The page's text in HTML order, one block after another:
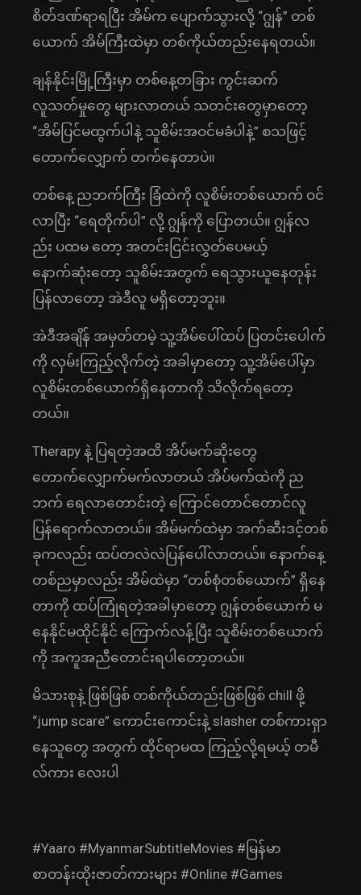
စိတ်ဒဏ်ရာရပြီး အိမ်က ပျောက်သွားလို့ “ဂျွန်” တစ်
ယောက် အိမ်ကြီးထဲမှာ တစ်ကိုယ်တည်းနေရတယ်။
ချန်နိုင်းမြို့ကြီးမှာ တစ်နေ့တခြား ကွင်းဆက်
လူသတ်မှုတွေ များလာတယ် သတင်းတွေမှာတော့
“အိမ်ပြင်မထွက်ပါနဲ့ သူစိမ်းအဝင်မခံပါနဲ့” စသဖြင့်
တောက်လျှောက် တက်နေတာပဲ။
တစ်နေ့ ညဘက်ကြီး ခြံထဲကို လူစိမ်းတစ်ယောက် ဝင်
လာပြီး “ရေတိုက်ပါ” လို့ ဂျွန်ကို ပြောတယ်။ ဂျွန်လ
ည်း ပထမ တော့ အတင်းငြင်းလွှတ်ပေမယ့်
နောက်ဆုံးတော့ သူစိမ်းအတွက် ရေသွားယူနေတုန်း
ပြန်လာတော့ အဲဒီလူ မရှိတော့ဘူး။
အဲဒီအချိန် အမှတ်တမဲ့ သူ့အိမ်ပေါ်ထပ် ပြတင်းပေါက်
ကို လှမ်းကြည့်လိုက်တဲ့ အခါမှာတော့ သူ့အိမ်ပေါ်မှာ
လူစိမ်းတစ်ယောက်ရှိနေတာကို သိလိုက်ရတော့
တယ်။
Therapy နဲ့ ပြရတဲ့အထိ အိပ်မက်ဆိုးတွေ
တောက်လျှောက်မက်လာတယ် အိပ်မက်ထဲကို ည
ဘက် ရေလာတောင်းတဲ့ ကြောင်တောင်တောင်လူ
ပြန်ရောက်လာတယ်။ အိမ်မက်ထဲမှာ အက်ဆီးဒင့်တစ်
ခုကလည်း ထပ်တလဲလဲပြန်ပေါ်လာတယ်။ နောက်နေ့
တစ်ညမှာလည်း အိမ်ထဲမှာ “တစ်စုံတစ်ယောက်” ရှိနေ
တာကို ထပ်ကြုံရတဲ့အခါမှာတော့ ဂျွန်တစ်ယောက် မ
နေနိုင်မထိုင်နိုင် ကြောက်လန့်ပြီး သူစိမ်းတစ်ယောက်
ကို အကူအညီတောင်းရပါတော့တယ်။
မိသားစုနဲ့ ဖြစ်ဖြစ် တစ်ကိုယ်တည်းဖြစ်ဖြစ် chill ဖို့
“jump scare” ကောင်းကောင်းနဲ့ slasher တစ်ကားရှာ
နေသူတွေ အတွက် ထိုင်ရာမထ ကြည့်လို့ရမယ့် တမီ
လ်ကား လေးပါ
#Yaaro #MyanmarSubtitleMovies #မြန်မာ
စာတန်းထိုးဇာတ်ကားများ #Online #Games